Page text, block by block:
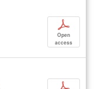
p
Open
access